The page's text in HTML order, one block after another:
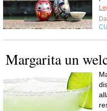
Da
Margarita un